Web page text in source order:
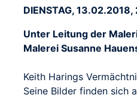
DIENSTAG,
Unter Leitung der
Malerei Susanne
Keith Harings
Seine Bilder finden sich